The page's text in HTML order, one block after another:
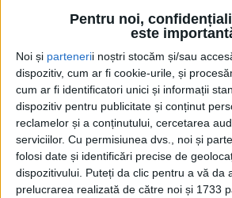
Pentru noi,
este
Noi și partenerii noștri stocăm și/sau
dispozitiv, cum ar fi cookie-urile, și
cum ar fi identificatori unici și informații
dispozitiv pentru publicitate și conținut
reclamelor și a conținutului, cercetarea
serviciilor. Cu permisiunea dvs., noi și
folosi date și identificări precise de
dispozitivului. Puteți da clic pentru a vă da
prelucrarea realizată de către noi și 1733
9 IUNIE, 2026